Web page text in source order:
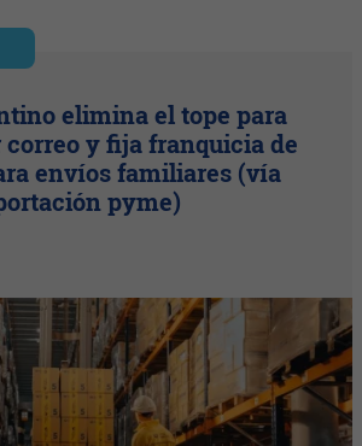
elimina el tope para
y fija franquicia de
envíos familiares (vía
pyme)